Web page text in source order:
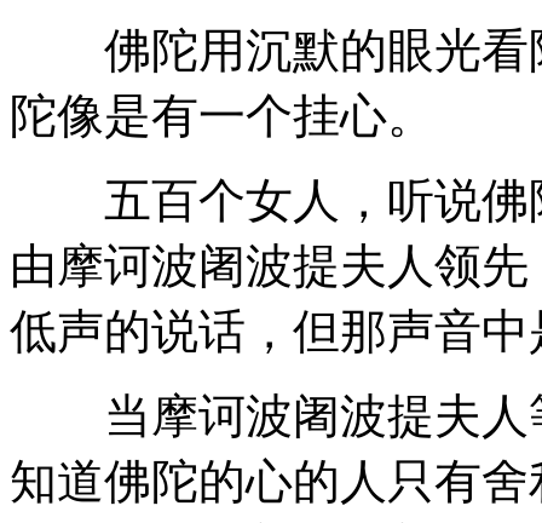
佛陀用沉默的眼光看
陀像是有一个挂心。
五百个女人，听说佛
由摩诃波阇波提夫人领
低声的说话，但那声音
当摩诃波阇波提夫人
知道佛陀的心的人只有